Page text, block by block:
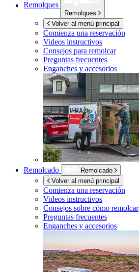
Remolques
Remolques
Volver al menú principal
Comienza una reservación
Videos instructivos
Consejos para remolcar
Preguntas frecuentes
Enganches y accesorios
Remolcado
Remolcado
Volver al menú principal
Comienza una reservación
Videos instructivos
Consejos sobre cómo remolcar
Preguntas frecuentes
Enganches y accesorios